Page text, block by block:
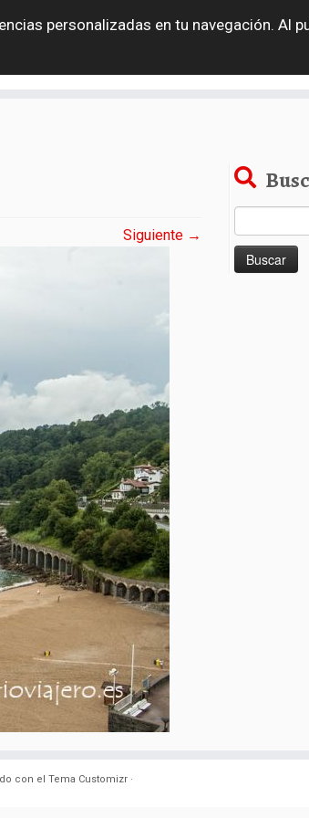
Polonia Grecia Rep. Checa
Siguiente →
con el Tema Customizr ·
personalizadas en tu navegación. Al